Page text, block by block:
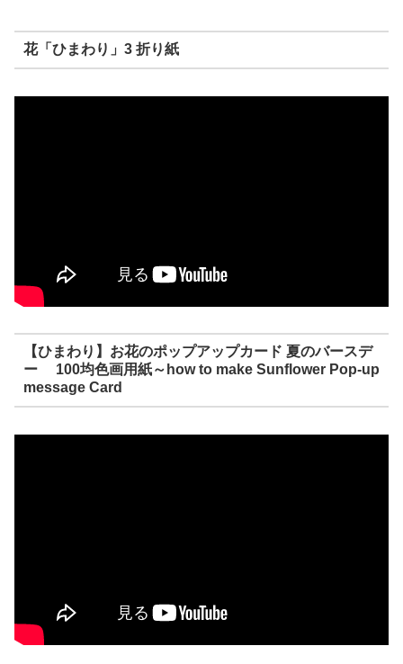
花「ひまわり」3 折り紙
【ひまわり】お花のポップアップカード 夏のバースデ
ー 100均色画用紙～how to make Sunflower Pop-up
message Card